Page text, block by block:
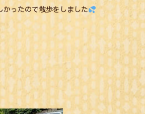
かったので散歩をしました